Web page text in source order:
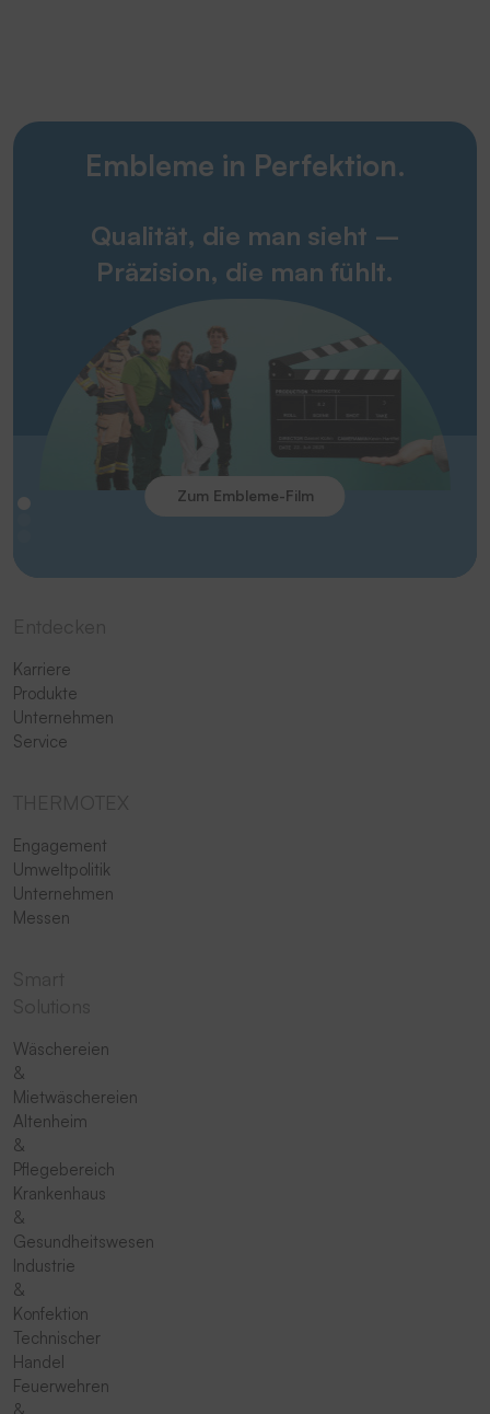
Embleme in Perfektion.
Qualität, die man sieht –
Präzision, die man fühlt.
Zum Embleme-Film
Karriere
Produkte
Unternehmen
Service
Engagement
Umweltpolitik
Unternehmen
Messen
Wäschereien
&
Mietwäschereien
Altenheim
&
Pflegebereich
Krankenhaus
&
Gesundheitswesen
Industrie
&
Konfektion
Technischer
Handel
Feuerwehren